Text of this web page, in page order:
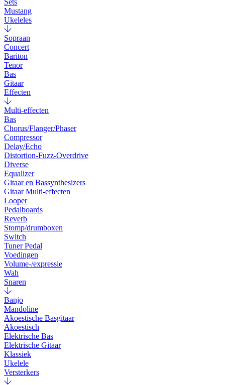
Sets
Mustang
Ukeleles
Sopraan
Concert
Bariton
Tenor
Bas
Gitaar
Effecten
Multi-effecten
Bas
Chorus/Flanger/Phaser
Compressor
Delay/Echo
Distortion-Fuzz-Overdrive
Diverse
Equalizer
Gitaar en Bassynthesizers
Gitaar Multi-effecten
Looper
Pedalboards
Reverb
Stomp/drumboxen
Switch
Tuner Pedal
Voedingen
Volume-/expressie
Wah
Snaren
Banjo
Mandoline
Akoestische Basgitaar
Akoestisch
Elektrische Bas
Elektrische Gitaar
Klassiek
Ukelele
Versterkers